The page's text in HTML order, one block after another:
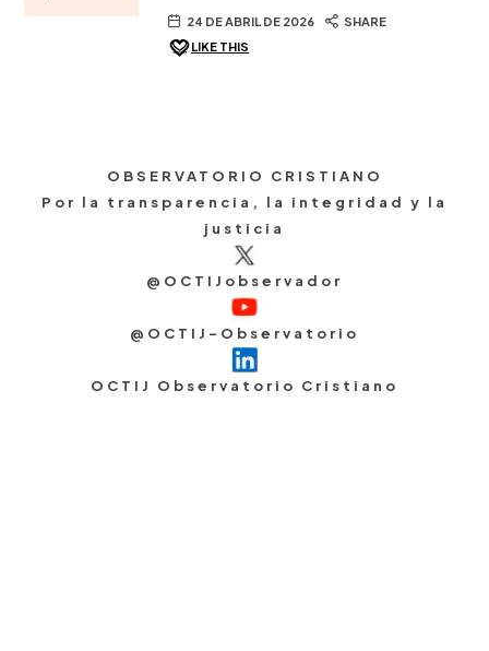
24 DE ABRIL DE 2026
SHARE
LIKE THIS
OBSERVATORIO CRISTIANO
Por la transparencia, la integridad y la
justicia
@OCTIJobservador
@OCTIJ-Observatorio
OCTIJ Observatorio Cristiano